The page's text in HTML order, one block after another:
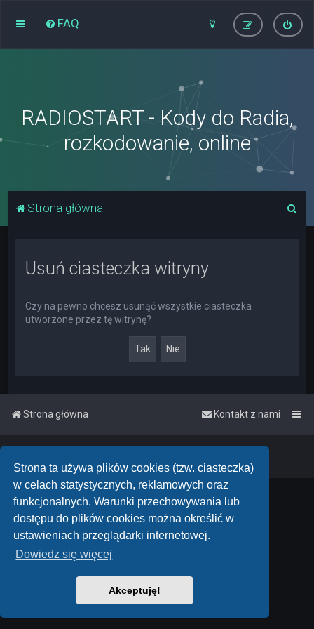
Strona ta używa plików cookies (tzw. ciasteczka)
w celach statystycznych, reklamowych oraz
funkcjonalnych. Warunki przechowywania lub
dostępu do plików cookies można określić w
ustawieniach przeglądarki internetowej.
Dowiedz się więcej
Akceptuję!
FAQ
RADIOSTART - Kody do Radia,
rozkodowanie, online
Strona główna
Usuń ciasteczka witryny
Czy na pewno chcesz usunąć wszystkie ciasteczka
utworzone przez tę witrynę?
Strona główna Kontakt z nami
Powered byphpBB™• Design byPlanetStyles
Polski pakiet językowy dostarcza phpBB.pl